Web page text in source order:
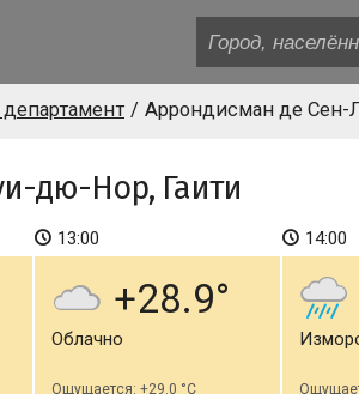
Аррондисман де
дю-Нор, Гаити
13:00
+28.9
Облачно
Ощущается: +29.0 °C
14:00